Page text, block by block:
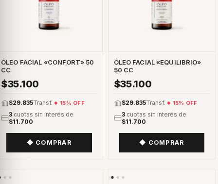
ÓLEO FACIAL «CONFORT» 50
CC
$35.100
$29.835Transf. 15% OFF
3 cuotas sin interés de
$11.700
ÓLEO FACIAL «EQUILIBRIO»
50 CC
$35.100
$29.835Transf. 15% OFF
3 cuotas sin interés de
$11.700